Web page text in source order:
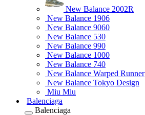
New Balance 2002R
New Balance 1906
New Balance 9060
New Balance 530
New Balance 990
New Balance 1000
New Balance 740
New Balance Warped Runner
New Balance Tokyo Design
Miu Miu
Balenciaga
Balenciaga